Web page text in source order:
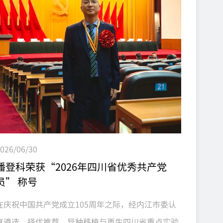
供体猪、中南大学湘雅二医院团队实施完成的基因
辑猪-猴异种原位全肝移植，受体猴稳定存活超11
，肝功能持续发...
06/30
登科荣获“2026年四川省优秀共产党
” 称号
庆祝中国共产党成立105周年之际，经内江市委认